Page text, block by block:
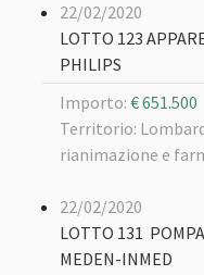
22/02/2020
LOTTO 123
PHILIPS
Importo: € 651.500
Territorio:
rianimazione e
22/02/2020
LOTTO 131
MEDEN-INMED